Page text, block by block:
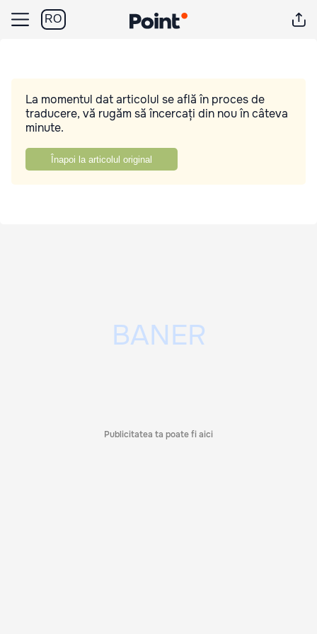
RO
La momentul dat articolul se află în proces de
traducere, vă rugăm să încercați din nou în câteva
minute.
Înapoi la articolul original
Publicitatea ta poate fi aici